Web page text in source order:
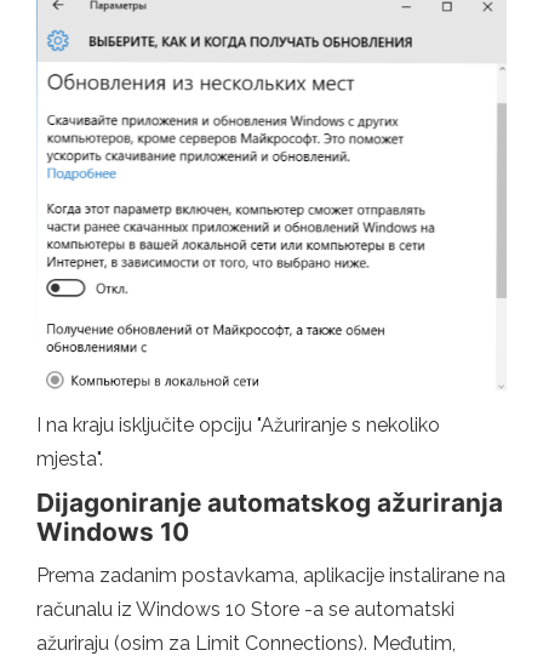
I na kraju isključite opciju "Ažuriranje s nekoliko
mjesta".
Dijagoniranje automatskog ažuriranja
Windows 10
Prema zadanim postavkama, aplikacije instalirane na
računalu iz Windows 10 Store -a se automatski
ažuriraju (osim za Limit Connections). Međutim,